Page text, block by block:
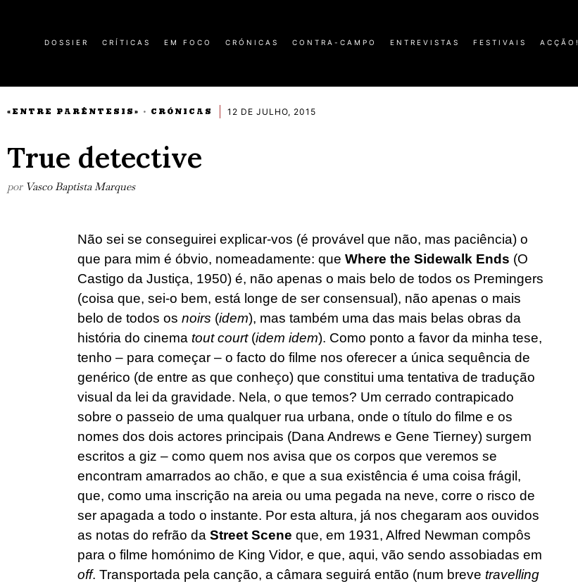
DOSSIER CRÍTICAS EM FOCO CRÓNICAS CONTRA-CAMPO ENTREVISTAS FESTIVAIS ACÇÃO!
«ENTRE PARÊNTESIS» · CRÓNICAS 12 DE JULHO, 2015
True detective
por Vasco Baptista Marques
Não sei se conseguirei explicar-vos (é provável que não, mas paciência) o
que para mim é óbvio, nomeadamente: que Where the Sidewalk Ends (O
Castigo da Justiça, 1950) é, não apenas o mais belo de todos os Premingers
(coisa que, sei-o bem, está longe de ser consensual), não apenas o mais
belo de todos os noirs (idem), mas também uma das mais belas obras da
história do cinema tout court(idem idem). Como ponto a favor da minha tese,
tenho – para começar – o facto do filme nos oferecer a única sequência de
genérico (de entre as que conheço) que constitui uma tentativa de tradução
visual da lei da gravidade. Nela, o que temos? Um cerrado contrapicado
sobre o passeio de uma qualquer rua urbana, onde o título do filme e os
nomes dos dois actores principais (Dana Andrews e Gene Tierney) surgem
escritos a giz – como quem nos avisa que os corpos que veremos se
encontram amarrados ao chão, e que a sua existência é uma coisa frágil,
que, como uma inscrição na areia ou uma pegada na neve, corre o risco de
ser apagada a todo o instante. Por esta altura, já nos chegaram aos ouvidos
as notas do refrão da Street Scene que, em 1931, Alfred Newman compôs
para o filme homónimo de King Vidor, e que, aqui, vão sendo assobiadas em
off. Transportada pela canção, a câmara seguirá então (num breve travelling